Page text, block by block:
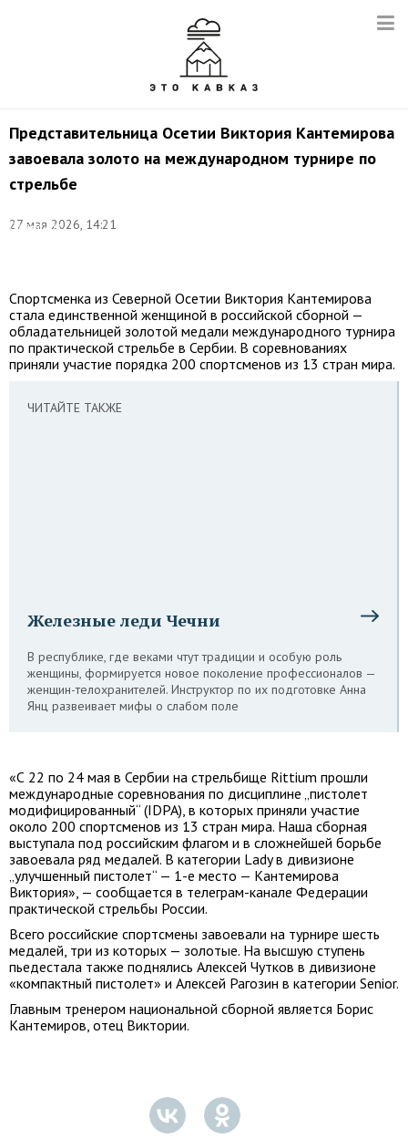
Представительница Осетии Виктория Кантемирова
завоевала золото на международном турнире по
стрельбе
27 мая 2026, 14:21
Станислав
Спортсменка из Северной Осетии Виктория Кантемирова
стала единственной женщиной в российской сборной —
обладательницей золотой медали международного турнира
по практической стрельбе в Сербии. В соревнованиях
приняли участие порядка 200 спортсменов из 13 стран мира.
ЧИТАЙТЕ ТАКЖЕ
Железные леди Чечни
В республике, где веками чтут традиции и особую роль
женщины, формируется новое поколение профессионалов —
женщин-телохранителей. Инструктор по их подготовке Анна
Янц развеивает мифы о слабом поле
«С 22 по 24 мая в Сербии на стрельбище Rittium прошли
международные соревнования по дисциплине „пистолет
модифицированный“ (IDPA), в которых приняли участие
около 200 спортсменов из 13 стран мира. Наша сборная
выступала под российским флагом и в сложнейшей борьбе
завоевала ряд медалей. В категории Lady в дивизионе
„улучшенный пистолет“ — 1-е место — Кантемирова
Виктория», — сообщается в телеграм-канале Федерации
практической стрельбы России.
Всего российские спортсмены завоевали на турнире шесть
медалей, три из которых — золотые. На высшую ступень
пьедестала также поднялись Алексей Чутков в дивизионе
«компактный пистолет» и Алексей Рагозин в категории Senior.
Главным тренером национальной сборной является Борис
Кантемиров, отец Виктории.